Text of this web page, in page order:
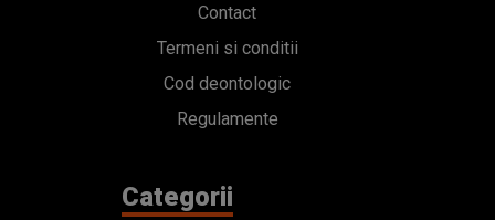
Contact
Termeni si conditii
Cod deontologic
Regulamente
Categorii